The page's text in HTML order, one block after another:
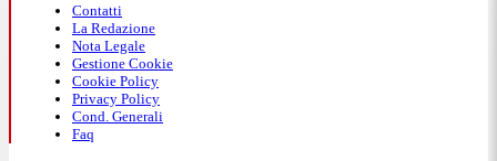
Contatti
La Redazione
Nota Legale
Gestione Cookie
Cookie Policy
Privacy Policy
Cond. Generali
Faq